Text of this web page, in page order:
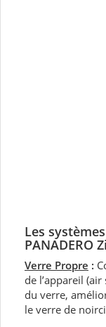
Les
PANADERO
Verre Propre :
de l’appareil
du verre,
le verre de